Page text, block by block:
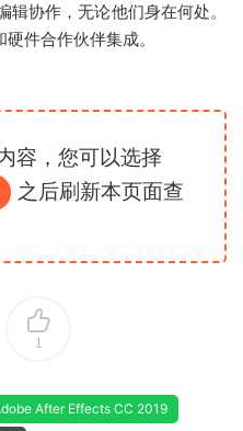
协作，无论他们身在何处。
件合作伙伴集成。
容，您可以选择
之后刷新本页面查
1
After Effects CC 2019